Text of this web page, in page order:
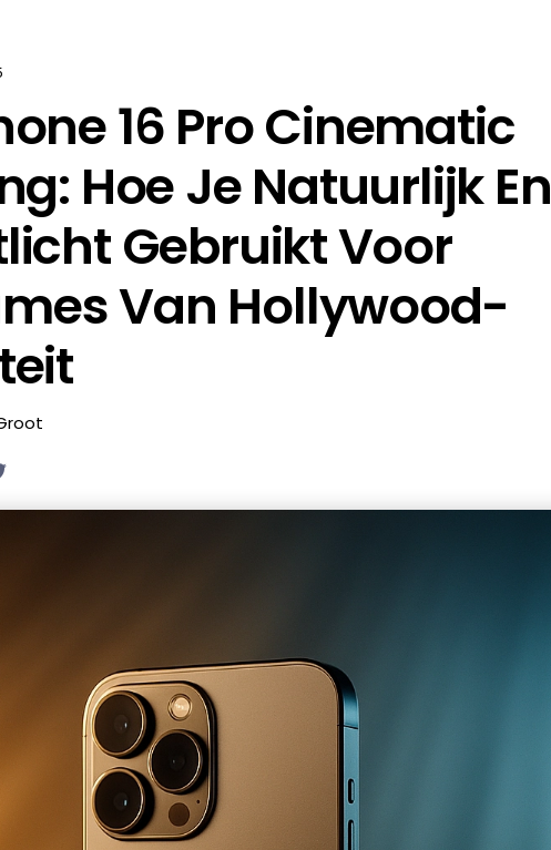
16 Pro Cinematic
Hoe Je Natuurlijk En
Gebruikt Voor
Van Hollywood-